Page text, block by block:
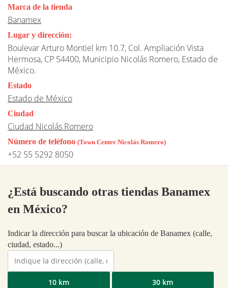
Marca de la tienda
Banamex
Lugar y dirección:
Boulevar Arturo Montiel km 10.7, Col. Ampliación Vista
Hermosa, CP 54400, Municipio Nicolás Romero, Estado de
México.
Estado
Estado de México
Ciudad
Ciudad Nicolás Romero
Número de teléfono (Town Center Nicolás Romero)
+52 55 5292 8050
¿Está buscando otras tiendas Banamex
en México?
Indicar la dirección para buscar la ubicación de Banamex (calle,
ciudad, estado...)
10 km 30 km